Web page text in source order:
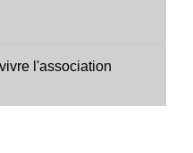
l'association